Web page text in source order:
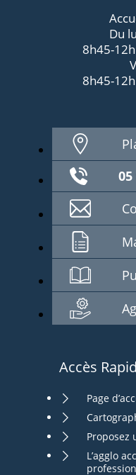
Du
8h45-
8h45-
05
Accès
Page
Proposez
L’agglo